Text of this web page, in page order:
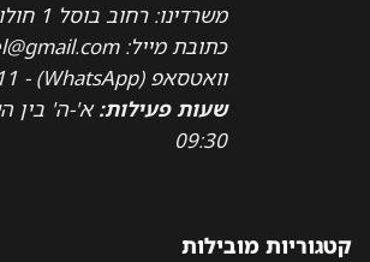
משרדינו: רחוב בוסל 1 חולון
כתובת מייל: m4aisrael@gmail.com
וואטסאפ (WhatsApp) - 058-6057111
שעות פעילות:
09:30
קטגוריות מובילות